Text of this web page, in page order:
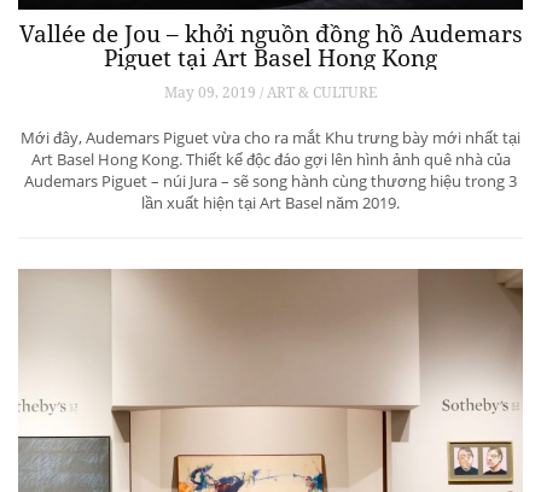
Vallée de Jou – khởi nguồn đồng hồ Audemars
Piguet tại Art Basel Hong Kong
May 09, 2019 / ART & CULTURE
Mới đây, Audemars Piguet vừa cho ra mắt Khu trưng bày mới nhất tại
Art Basel Hong Kong. Thiết kế độc đáo gợi lên hình ảnh quê nhà của
Audemars Piguet – núi Jura – sẽ song hành cùng thương hiệu trong 3
lần xuất hiện tại Art Basel năm 2019.